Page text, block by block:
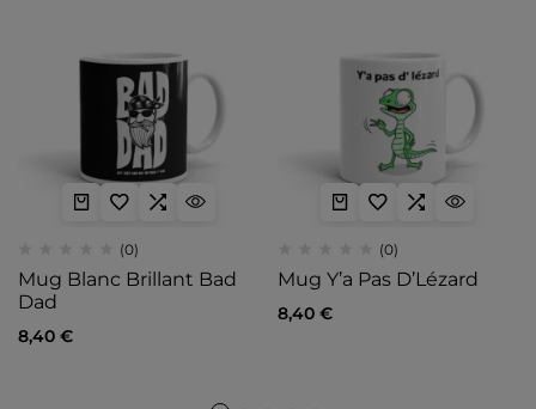
(0)
Mug Blanc Brillant Bad
Dad
8,40 €
(0)
Mug Y’a Pas D’Lézard
8,40 €